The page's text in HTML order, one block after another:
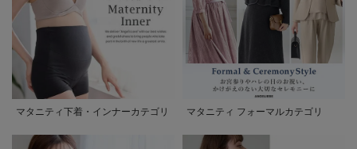
マタニティ下着・インナーカテゴリ マタニティ フォーマルカテゴリ